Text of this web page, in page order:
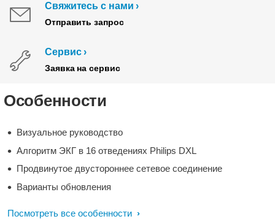
Свяжитесь с нами
Отправить запрос
Сервис
Заявка на сервис
Особенности
Визуальное руководство
Алгоритм ЭКГ в 16 отведениях Philips DXL
Продвинутое двустороннее сетевое соединение
Варианты обновления
Посмотреть все особенности